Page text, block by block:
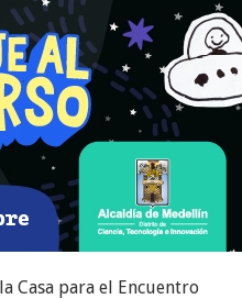
Casa para el Encuentro